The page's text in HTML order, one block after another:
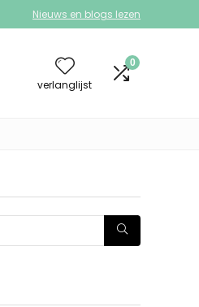
Nieuws en blogs lezen
verlanglijst
0